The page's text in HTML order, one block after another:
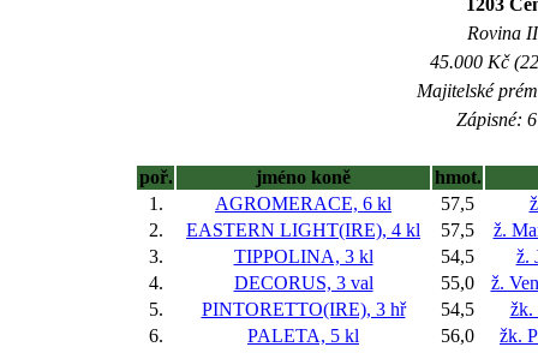
1203
Rovina
45.000 Kč
Majitelské
Zápisné:
poř. jméno koně
hmot.
1.
AGROMERACE, 6 kl 57,5
2.
EASTERN LIGHT(IRE), 4 kl 57,5
ž.
3.
TIPPOLINA, 3 kl 54,5
ž.
4.
DECORUS, 3 val 55,0
ž.
5.
PINTORETTO(IRE), 3 hř 54,5
žk.
6.
PALETA, 5 kl 56,0
žk.